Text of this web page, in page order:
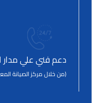
دعم فني علي مدار
(من خلال مركز الصيانة